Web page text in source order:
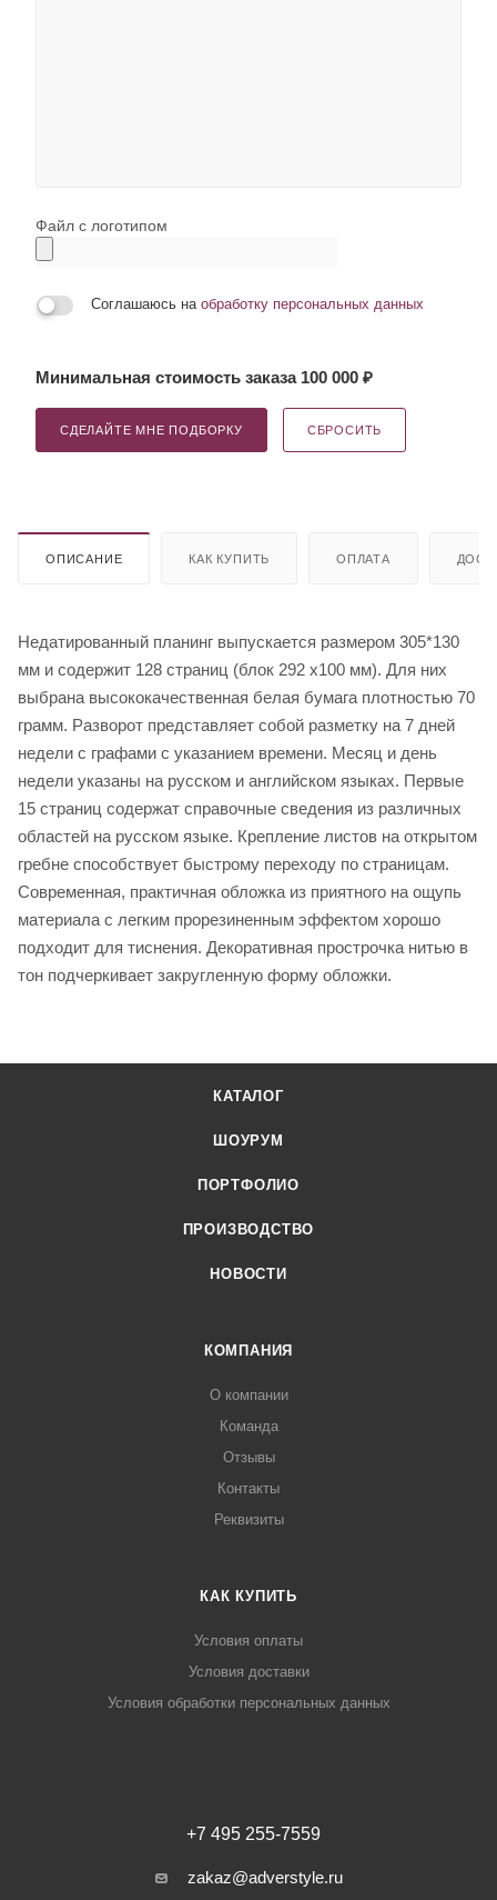
Файл с логотипом
Соглашаюсь на обработку персональных данных
Минимальная стоимость заказа 100 000 ₽
СДЕЛАЙТЕ МНЕ ПОДБОРКУ СБРОСИТЬ
ОПИСАНИЕ КАК КУПИТЬ ОПЛАТА
Недатированный планинг выпускается размером 305*130
мм и содержит 128 страниц (блок 292 х100 мм). Для них
выбрана высококачественная белая бумага плотностью 70
грамм. Разворот представляет собой разметку на 7 дней
недели с графами с указанием времени. Месяц и день
недели указаны на русском и английском языках. Первые
15 страниц содержат справочные сведения из различных
областей на русском языке. Крепление листов на открытом
гребне способствует быстрому переходу по страницам.
Современная, практичная обложка из приятного на ощупь
материала с легким прорезиненным эффектом хорошо
подходит для тиснения. Декоративная прострочка нитью в
тон подчеркивает закругленную форму обложки.
КАТАЛОГ
ШОУРУМ
ПОРТФОЛИО
ПРОИЗВОДСТВО
НОВОСТИ
КОМПАНИЯ
О компании
Команда
Отзывы
Контакты
Реквизиты
КАК КУПИТЬ
Условия оплаты
Условия доставки
Условия обработки персональных данных
+7 495 255-7559
zakaz@adverstyle.ru